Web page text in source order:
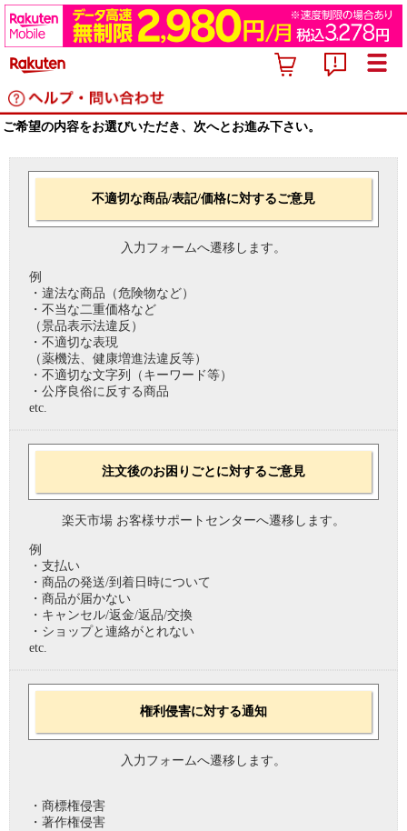
ご希望の内容をお選びいただき、次へとお進み下さい。
不適切な商品/表記/価格に対するご意見
入力フォームへ遷移します。
例
・違法な商品（危険物など）
・不当な二重価格など
（景品表示法違反）
・不適切な表現
（薬機法、健康増進法違反等）
・不適切な文字列（キーワード等）
・公序良俗に反する商品
etc.
注文後のお困りごとに対するご意見
楽天市場 お客様サポートセンターへ遷移します。
例
・支払い
・商品の発送/到着日時について
・商品が届かない
・キャンセル/返金/返品/交換
・ショップと連絡がとれない
etc.
権利侵害に対する通知
入力フォームへ遷移します。
・商標権侵害
・著作権侵害